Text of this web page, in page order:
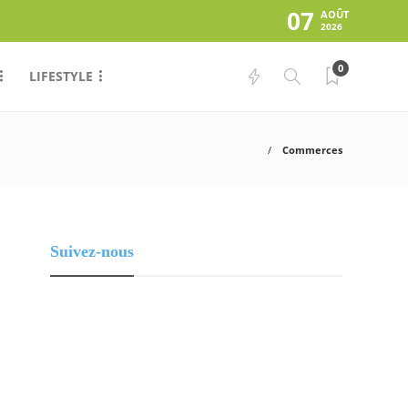
07 AOÛT
2026
LIFESTYLE 0
Commerces
Suivez-nous